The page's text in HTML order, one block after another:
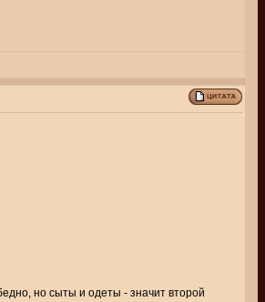
но сыты и одеты - значит второй